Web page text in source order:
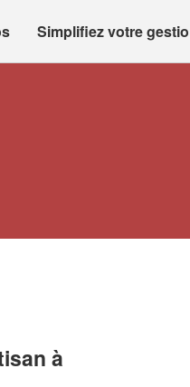
Simplifiez votre
à